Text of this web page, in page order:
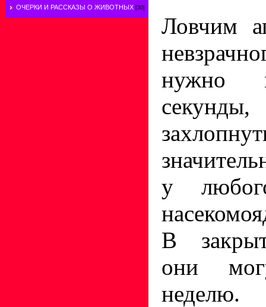
ОЧЕРКИ И РАССКАЗЫ О ЖИВОТНЫХ [30]
Ловчим
нужно
у
В
они
неделю.